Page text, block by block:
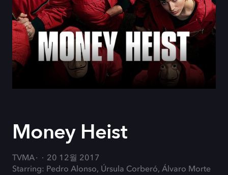
Money Heist
TVMA
20 12월 2017
Starring: Pedro Alonso, Úrsula Corberó, Álvaro Morte